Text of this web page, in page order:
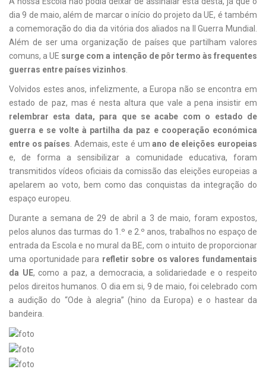
dia 9 de maio, além de marcar o início do projeto da UE, é também
a comemoração do dia da vitória dos aliados na II Guerra Mundial.
Além de ser uma organização de países que partilham valores
comuns, a UE surge com a intenção de pôr termo às frequentes
guerras entre países vizinhos
Volvidos estes anos, infelizmente, a Europa não se encontra em
estado de paz, mas é nesta altura que vale a pena insistir em
relembrar esta data, para que se acabe com o estado de
guerra e se volte à partilha da paz e cooperação económica
entre os países . Ademais, este é umano de eleições europeias
e, de forma a sensibilizar a comunidade educativa, foram
transmitidos vídeos oficiais da comissão das eleições europeias a
apelarem ao voto, bem como das conquistas da integração do
espaço europeu.
Durante a semana de 29 de abril a 3 de maio, foram expostos,
pelos alunos das turmas do 1.º e 2.º anos, trabalhos no espaço de
entrada da Escola e no mural da BE, com o intuito de proporcionar
uma oportunidade para refletir sobre os valores fundamentais
da UE, como a paz, a democracia, a solidariedade e o respeito
pelos direitos humanos. O dia em si, 9 de maio, foi celebrado com
a audição do “Ode à alegria” (hino da Europa) e o hastear da
bandeira.